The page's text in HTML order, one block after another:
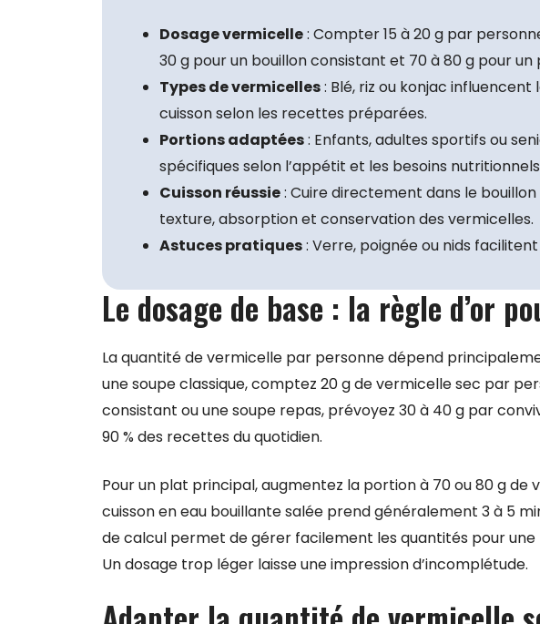
Dosage vermicelle: Compter 15 à 20 g par
30 g pour un bouillon consistant et 70 à 80 g pour
Types de vermicelles: Blé, riz ou konjac
cuisson selon les recettes préparées.
Portions adaptées: Enfants, adultes sportifs ou
spécifiques selon l’appétit et les besoins
Cuisson réussie: Cuire directement dans le
texture, absorption et conservation des vermicelles.
Astuces pratiques: Verre, poignée ou nids
Le dosage de base : la règle d’or
La quantité de vermicelle par personne dépend
une soupe classique, comptez 20 g de vermicelle sec par
consistant ou une soupe repas, prévoyez 30 à 40 g par
90 % des recettes du quotidien.
Pour un plat principal, augmentez la portion à 70 ou 80 g de
cuisson en eau bouillante salée prend généralement 3 à 5
de calcul permet de gérer facilement les quantités pour une
Un dosage trop léger laisse une impression d’incomplétude.